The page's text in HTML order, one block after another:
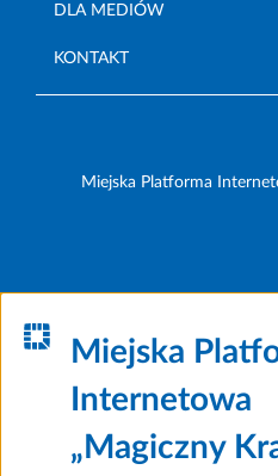
DLA MEDIÓW
KONTAKT
Miejska Platforma
Miejska
Internetowa
„Magiczny